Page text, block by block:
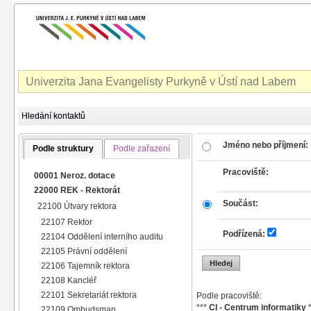
Univerzita Jana Evangelisty Purkyně v Ústí nad Labem
Hledání kontaktů
Podle struktury Podle zařazení
00001 Neroz. dotace
22000 REK - Rektorát
22100 Útvary rektora
22107 Rektor
22104 Oddělení interního auditu
22105 Právní oddělení
22106 Tajemník rektora
22108 Kancléř
22101 Sekretariát rektora
Jméno nebo příjmení:
Pracoviště:
Součást:
Podřízená:
Podle pracoviště:
***CI - Centrum informatiky